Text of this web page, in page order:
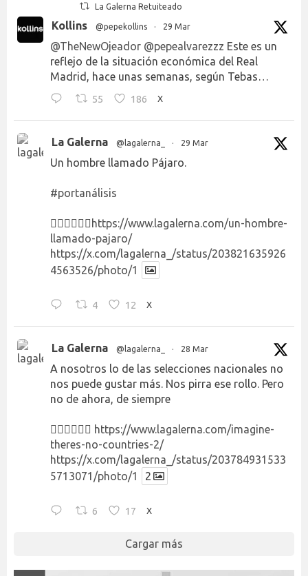
La Galerna Retuiteado
Kollins @pepekollins · 29 Mar
@TheNewOjeador @pepealvarezzz Este es un
reflejo de la situación económica del Real
Madrid, hace unas semanas, según Tebas…
55 186 X
La Galerna @lagalerna_ · 29 Mar
Un hombre llamado Pájaro.
#portanálisis
👉🏻👉🏻👉🏻 https://www.lagalerna.com/un-hombre-
llamado-pajaro/
https://x.com/lagalerna_/status/203821635926
4563526/photo/1
4 12 X
La Galerna @lagalerna_ · 28 Mar
A nosotros lo de las selecciones nacionales no
nos puede gustar más. Nos pirra ese rollo. Pero
no de ahora, de siempre
👉🏻👉🏻👉🏻 https://www.lagalerna.com/imagine-
theres-no-countries-2/
https://x.com/lagalerna_/status/203784931533
5713071/photo/1
2
6 17 X
Cargar más